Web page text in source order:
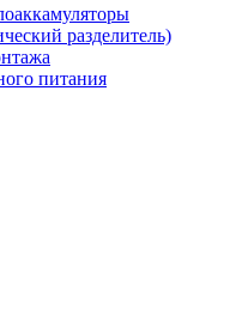
разделитель)
питания